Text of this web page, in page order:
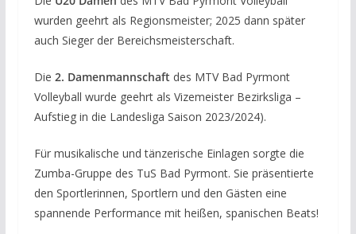
wurden geehrt als Regionsmeister; 2025 dann später
auch Sieger der Bereichsmeisterschaft.
Die 2. Damenmannschaft des MTV Bad Pyrmont
Volleyball wurde geehrt als Vizemeister Bezirksliga –
Aufstieg in die Landesliga Saison 2023/2024).
Für musikalische und tänzerische Einlagen sorgte die
Zumba-Gruppe des TuS Bad Pyrmont. Sie präsentierte
den Sportlerinnen, Sportlern und den Gästen eine
spannende Performance mit heißen, spanischen Beats!